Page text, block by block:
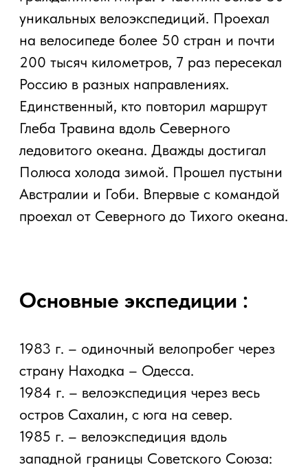
1983 г. – одиночный велопробег через
страну Находка – Одесса.
1984 г. – велоэкспедиция через весь
остров Сахалин, с юга на север.
1985 г. – велоэкспедиция вдоль
западной границы Советского Союза:
Мурманск, Калининград, Брест, Одесса.
1986 г. – велоэкспедиция по пути В.
Арсеньева.
1987 г. – велоэкспедиция по пути Глеба
Травина по маршруту Архангельск–
Тикси.
1988 г. – велопробег по границам
Приморского края.
велоэкспедиция по маршруту Находка –
Ленинград.
1990 г. – велоэкспедиция по местам
малочисленных народов Дальнего
Востока, п. Красный Яр – берег Тихого
океана – Сов. Гавань – г. Николаевск-
на-Амуре. 138
1990 г. – советско-болгарская
1991 г. – велоэкспедиция по маршруту